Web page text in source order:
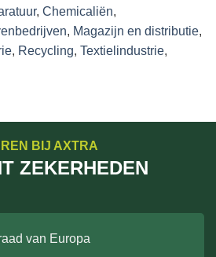
, Chemicaliën,
, Magazijn en distributie,
, Recycling, Textielindustrie,
BIJ AXTRA
ZEKERHEDEN
van Europa